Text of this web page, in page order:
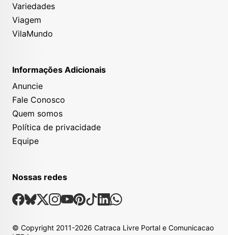
Variedades
Viagem
VilaMundo
Informações Adicionais
Anuncie
Fale Conosco
Quem somos
Política de privacidade
Equipe
Nossas redes
Nossas Redes Sociais
Facebook
Bsky
X Instagram
Youtube
Pinterest
TiktokLinkedin
Whatsapp
© Copyright 2011-2026 Catraca Livre Portal e Comunicacao